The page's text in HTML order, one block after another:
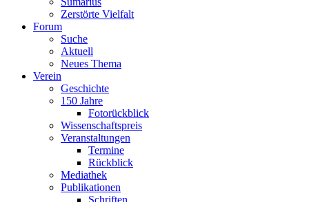
Zerstörte Vielfalt
Forum
Suche
Aktuell
Neues Thema
Verein
Geschichte
150 Jahre
Fotorückblick
Wissenschaftspreis
Veranstaltungen
Termine
Rückblick
Mediathek
Publikationen
Schriften